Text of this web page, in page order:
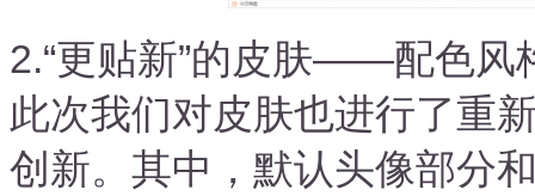
2.“更贴新”的皮肤——配色风
此次我们对皮肤也进行了重
创新。其中，默认头像部分